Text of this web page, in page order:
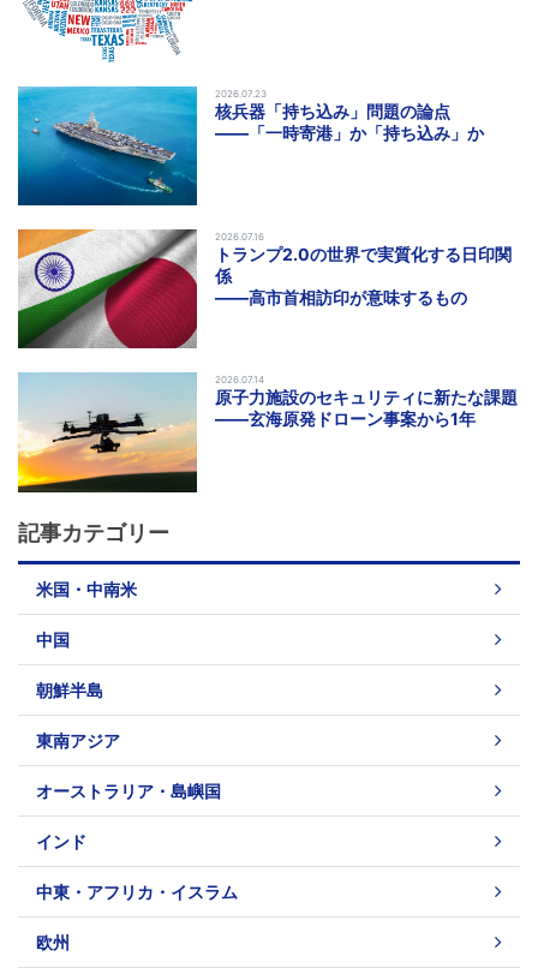
2026.07.23
核兵器「持ち込み」問題の論点
――「一時寄港」か「持ち込み」か
2026.07.16
トランプ2.0の世界で実質化する日印関
係
――高市首相訪印が意味するもの
2026.07.14
原子力施設のセキュリティに新たな課題
――玄海原発ドローン事案から1年
記事カテゴリー
米国・中南米
中国
朝鮮半島
東南アジア
オーストラリア・島嶼国
インド
中東・アフリカ・イスラム
欧州